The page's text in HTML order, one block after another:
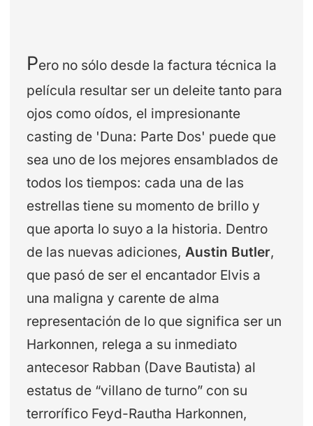
Pero no sólo desde la factura técnica la
película resultar ser un deleite tanto para
ojos como oídos, el impresionante
casting de 'Duna: Parte Dos' puede que
sea uno de los mejores ensamblados de
todos los tiempos: cada una de las
estrellas tiene su momento de brillo y
que aporta lo suyo a la historia. Dentro
de las nuevas adiciones,Austin Butler,
que pasó de ser el encantador Elvis a
una maligna y carente de alma
representación de lo que significa ser un
Harkonnen, relega a su inmediato
antecesor Rabban (Dave Bautista) al
estatus de “villano de turno” con su
terrorífico Feyd-Rautha Harkonnen,